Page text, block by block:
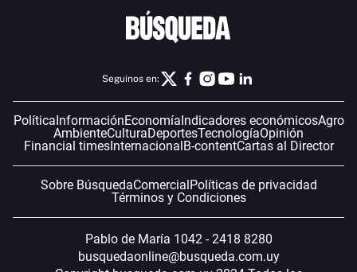
Seguinos en:
PolíticaInformaciónEconomíaIndicadores económicosAgro
AmbienteCulturaDeportesTecnologíaOpinión
Financial timesInternacionalB-contentCartas al Director
Sobre BúsquedaComercialPolíticas de privacidad
Términos y Condiciones
Pablo de María 1042 - 2418 8280
busquedaonline@busqueda.com.uy